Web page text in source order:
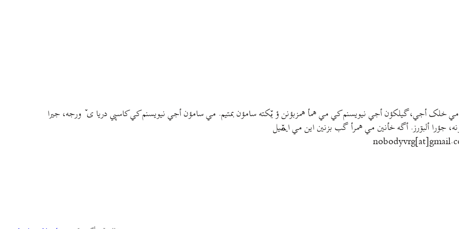
مي خلک أجي، گيلکؤن أجي نيويسنم کي مي همأ همزبؤنن ؤ يٚکته سامؤن بمتيم. مي سامؤن أجي نيويسنم کي کاسپي دريا ی ٚ ورجه، جيرا
جؤرا ألبۊرز. أگه خأنين مي همرأ گب بزنين اين مي ايمٚیل‌